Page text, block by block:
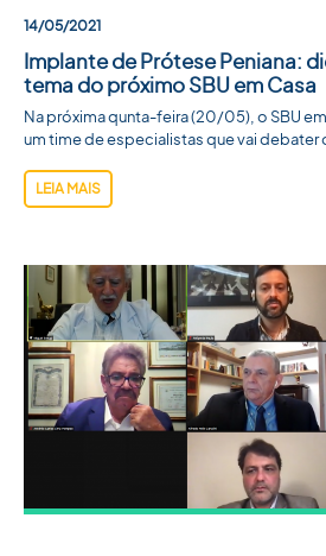
14/05/2021
Implante de Prótese Peniana:
tema do próximo SBU em Casa
Na próxima qunta-feira (20/05), o SBU
um time de especialistas que vai debater
LEIA MAIS